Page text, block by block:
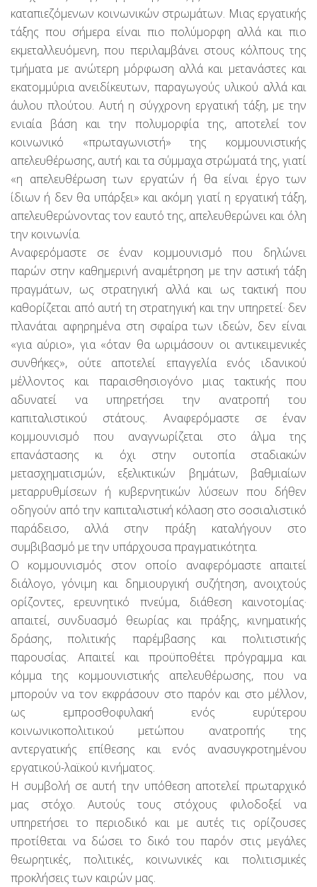
καταπιεζόμενων κοινωνικών στρωμάτων. Μιας εργατικής
τάξης που σήμερα είναι πιο πολύμορφη αλλά και πιο
εκμεταλλευόμενη, που περιλαμβάνει στους κόλπους της
τμήματα με ανώτερη μόρφωση αλλά και μετανάστες και
εκατομμύρια ανειδίκευτων, παραγωγούς υλικού αλλά και
άυλου πλούτου. Αυτή η σύγχρονη εργατική τάξη, με την
ενιαία βάση και την πολυμορφία της, αποτελεί τον
κοινωνικό «πρωταγωνιστή» της κομμουνιστικής
απελευθέρωσης, αυτή και τα σύμμαχα στρώματά της, γιατί
«η απελευθέρωση των εργατών ή θα είναι έργο των
ίδιων ή δεν θα υπάρξει» και ακόμη γιατί η εργατική τάξη,
απελευθερώνοντας τον εαυτό της, απελευθερώνει και όλη
την κοινωνία.
Αναφερόμαστε σε έναν κομμουνισμό που δηλώνει
παρών στην καθημερινή αναμέτρηση με την αστική τάξη
πραγμάτων, ως στρατηγική αλλά και ως τακτική που
καθορίζεται από αυτή τη στρατηγική και την υπηρετεί· δεν
πλανάται αφηρημένα στη σφαίρα των ιδεών, δεν είναι
«για αύριο», για «όταν θα ωριμάσουν οι αντικειμενικές
συνθήκες», ούτε αποτελεί επαγγελία ενός ιδανικού
μέλλοντος και παραισθησιογόνο μιας τακτικής που
αδυνατεί να υπηρετήσει την ανατροπή του
καπιταλιστικού στάτους. Αναφερόμαστε σε έναν
κομμουνισμό που αναγνωρίζεται στο άλμα της
επανάστασης κι όχι στην ουτοπία σταδιακών
μετασχηματισμών, εξελικτικών βημάτων, βαθμιαίων
μεταρρυθμίσεων ή κυβερνητικών λύσεων που δήθεν
οδηγούν από την καπιταλιστική κόλαση στο σοσιαλιστικό
παράδεισο, αλλά στην πράξη καταλήγουν στο
συμβιβασμό με την υπάρχουσα πραγματικότητα.
Ο κομμουνισμός στον οποίο αναφερόμαστε απαιτεί
διάλογο, γόνιμη και δημιουργική συζήτηση, ανοιχτούς
ορίζοντες, ερευνητικό πνεύμα, διάθεση καινοτομίας·
απαιτεί, συνδυασμό θεωρίας και πράξης, κινηματικής
δράσης, πολιτικής παρέμβασης και πολιτιστικής
παρουσίας. Απαιτεί και προϋποθέτει πρόγραμμα και
κόμμα της κομμουνιστικής απελευθέρωσης, που να
μπορούν να τον εκφράσουν στο παρόν και στο μέλλον,
ως εμπροσθοφυλακή ενός ευρύτερου
κοινωνικοπολιτικού μετώπου ανατροπής της
αντεργατικής επίθεσης και ενός ανασυγκροτημένου
εργατικού-λαϊκού κινήματος.
Η συμβολή σε αυτή την υπόθεση αποτελεί πρωταρχικό
μας στόχο. Αυτούς τους στόχους φιλοδοξεί να
υπηρετήσει το περιοδικό και με αυτές τις ορίζουσες
προτίθεται να δώσει το δικό του παρόν στις μεγάλες
θεωρητικές, πολιτικές, κοινωνικές και πολιτισμικές
προκλήσεις των καιρών μας.